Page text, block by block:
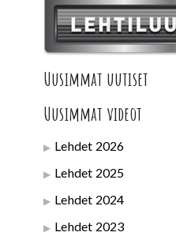
Uusimmat uutiset
Uusimmat videot
Lehdet 2026
Lehdet 2025
Lehdet 2024
Lehdet 2023